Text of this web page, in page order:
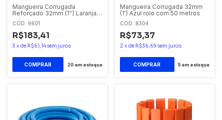
Mangueira Corrugada
Reforçado 32mm (1'') Laranja
Tigre
CÓD: 9601
R$183,41
3 x de R$61,14sem juros
20 em estoque
Mangueira Corrugada 32mm
(1') Azul rolo com 50 metros
CÓD: 8304
R$73,37
2 x de R$36,69 sem juros
5 em estoque